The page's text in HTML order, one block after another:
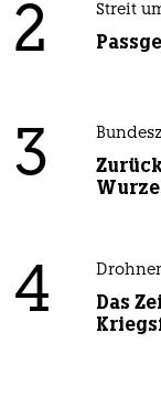
2 Streit
3
4
Das